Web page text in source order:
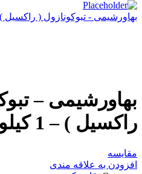
بهاورشیمی - تبوکونازول ( راکسیل ) - 1 کیلویی -
بهاورشیمی –
راکسیل ) – 1 کیلویی – 85
مقایسه
افزودن به علاقه مندی